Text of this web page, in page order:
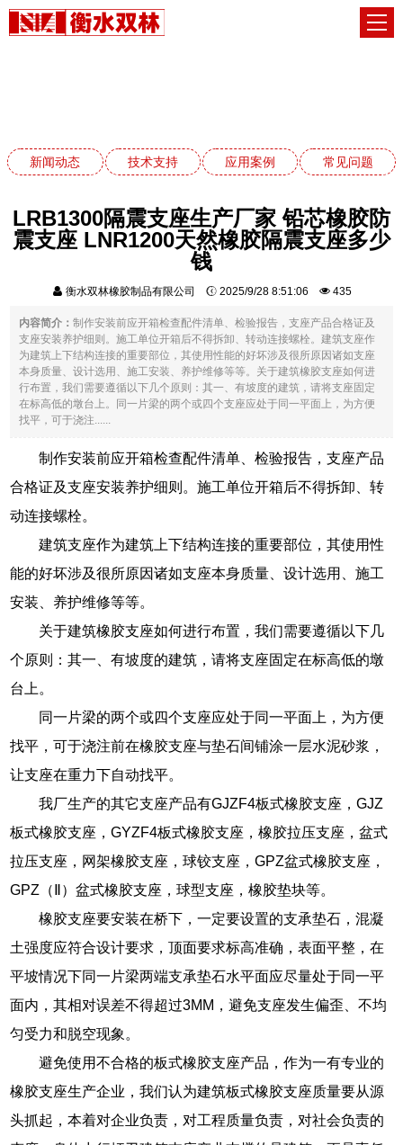
新闻动态 技术支持 应用案例 常见问题
LRB1300隔震支座生产厂家 铅芯橡胶防
震支座 LNR1200天然橡胶隔震支座多少
钱
衡水双林橡胶制品有限公司 2025/9/28 8:51:06 435
内容简介：制作安装前应开箱检查配件清单、检验报告，支座产品合格证及
支座安装养护细则。施工单位开箱后不得拆卸、转动连接螺栓。建筑支座作
为建筑上下结构连接的重要部位，其使用性能的好坏涉及很所原因诸如支座
本身质量、设计选用、施工安装、养护维修等等。关于建筑橡胶支座如何进
行布置，我们需要遵循以下几个原则：其一、有坡度的建筑，请将支座固定
在标高低的墩台上。同一片梁的两个或四个支座应处于同一平面上，为方便
找平，可于浇注......
制作安装前应开箱检查配件清单、检验报告，支座产品
合格证及支座安装养护细则。施工单位开箱后不得拆卸、转
动连接螺栓。
建筑支座作为建筑上下结构连接的重要部位，其使用性
能的好坏涉及很所原因诸如支座本身质量、设计选用、施工
安装、养护维修等等。
关于建筑橡胶支座如何进行布置，我们需要遵循以下几
个原则：其一、有坡度的建筑，请将支座固定在标高低的墩
台上。
同一片梁的两个或四个支座应处于同一平面上，为方便
找平，可于浇注前在橡胶支座与垫石间铺涂一层水泥砂浆，
让支座在重力下自动找平。
我厂生产的其它支座产品有GJZF4板式橡胶支座，GJZ
板式橡胶支座，GYZF4板式橡胶支座，橡胶拉压支座，盆式
拉压支座，网架橡胶支座，球铰支座，GPZ盆式橡胶支座，
GPZ（Ⅱ）盆式橡胶支座，球型支座，橡胶垫块等。
橡胶支座要安装在桥下，一定要设置的支承垫石，混凝
土强度应符合设计要求，顶面要求标高准确，表面平整，在
平坡情况下同一片梁两端支承垫石水平面应尽量处于同一平
面内，其相对误差不得超过3MM，避免支座发生偏歪、不均
匀受力和脱空现象。
避免使用不合格的板式橡胶支座产品，作为一有专业的
橡胶支座生产企业，我们认为建筑板式橡胶支座质量要从源
头抓起，本着对企业负责，对工程质量负责，对社会负责的